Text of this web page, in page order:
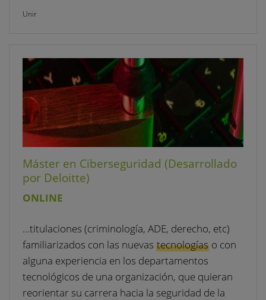
Unir
Máster en Ciberseguridad (Desarrollado
por Deloitte)
ONLINE
…titulaciones (criminología, ADE, derecho, etc)
familiarizados con las nuevas tecnologíaso con
alguna experiencia en los departamentos
tecnológicos de una organización, que quieran
reorientar su carrera hacia la seguridad de la